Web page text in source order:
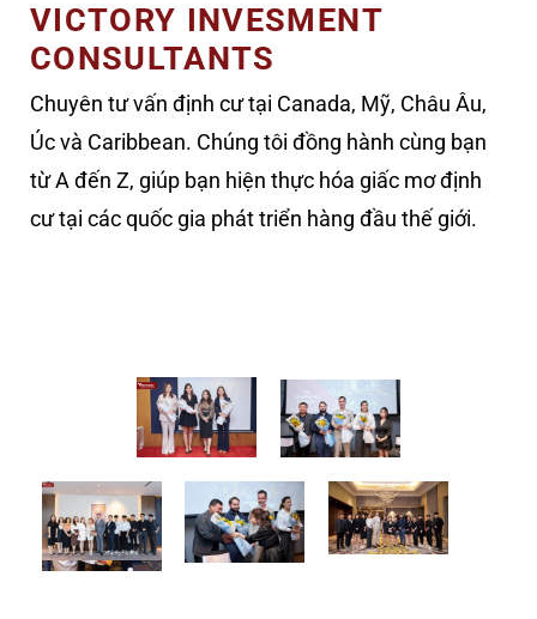
VICTORY INVESMENT
CONSULTANTS
Chuyên tư vấn định cư tại Canada, Mỹ, Châu Âu,
Úc và Caribbean. Chúng tôi đồng hành cùng bạn
từ A đến Z, giúp bạn hiện thực hóa giấc mơ định
cư tại các quốc gia phát triển hàng đầu thế giới.